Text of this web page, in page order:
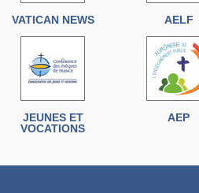
VATICAN NEWS AELF
JEUNES ET
VOCATIONS
AEP